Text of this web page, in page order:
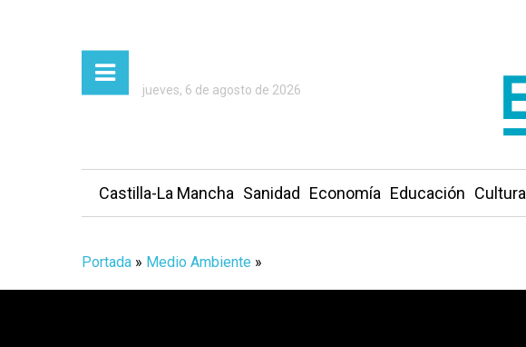
jueves, 6 de agosto de 2026
Castilla-La Mancha Sanidad Economía Educación Cultura
Portada » Medio Ambiente »